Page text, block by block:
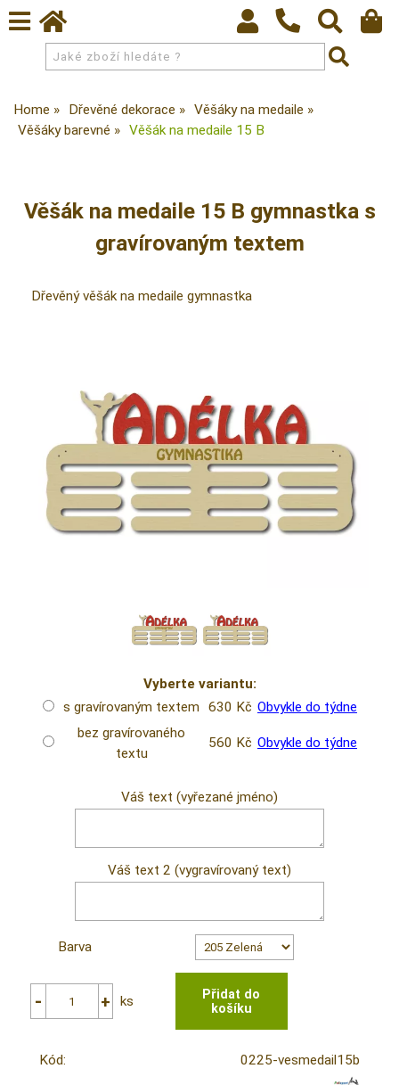
Home Dřevěné dekorace
Věšáky na medaile
Věšáky barevné
Věšák na medaile 15 B
Věšák na medaile 15 B gymnastka s
gravírovaným textem
Dřevěný věšák na medaile gymnastka
Vyberte variantu:
s gravírovaným textem
630 Kč Obvykle do týdne
bez gravírovaného
textu
560 Kč Obvykle do týdne
Váš text (vyřezané jméno)
Váš text 2 (vygravírovaný text)
Barva
ks
Kód:
0225-vesmedail15b